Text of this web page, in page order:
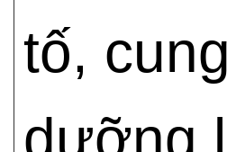
tố,
dưỡng